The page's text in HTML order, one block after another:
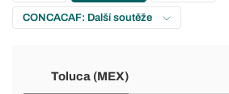
CONCACAF: Další soutěže
Toluca (MEX)